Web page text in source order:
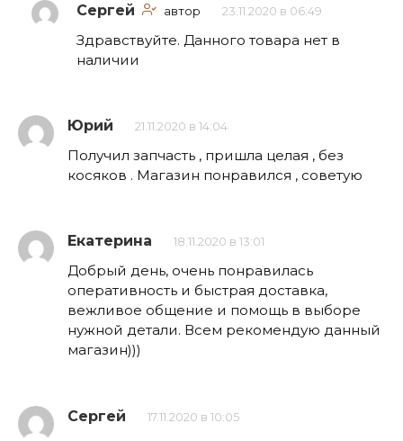
Сергей автор 23.11.2020 в 06:49
Здравствуйте. Данного товара нет в
наличии
Юрий 21.11.2020 в 14:04
Получил запчасть , пришла целая , без
косяков . Магазин понравился , советую
Екатерина 18.11.2020 в 13:01
Добрый день, очень понравилась
оперативность и быстрая доставка,
вежливое общение и помощь в выборе
нужной детали. Всем рекомендую данный
магазин)))
Сергей 17.11.2020 в 10:05